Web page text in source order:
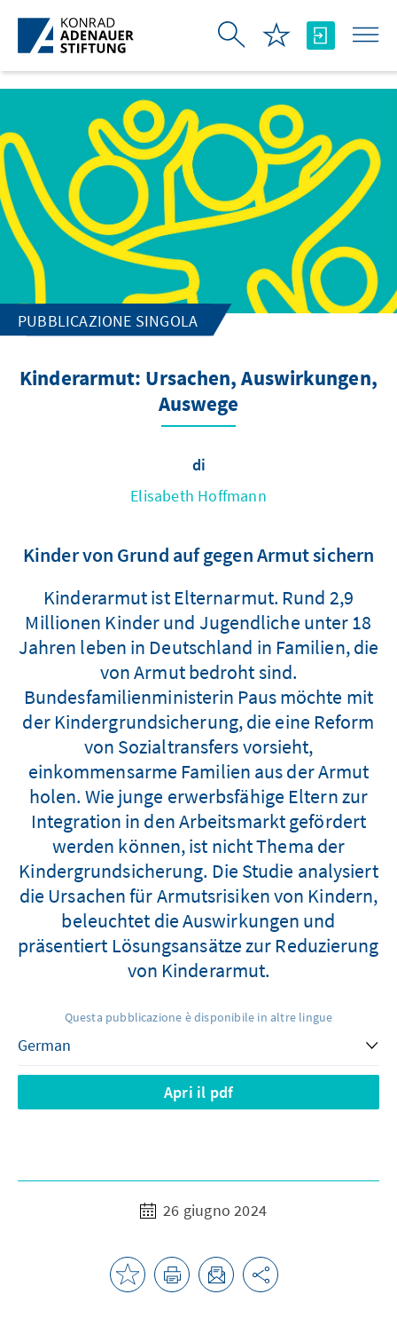
Skip to Main Content
PUBBLICAZIONE SINGOLA
Kinderarmut: Ursachen, Auswirkungen,
Auswege
di
Elisabeth Hoffmann
Kinder von Grund auf gegen Armut sichern
Kinderarmut ist Elternarmut. Rund 2,9
Millionen Kinder und Jugendliche unter 18
Jahren leben in Deutschland in Familien, die
von Armut bedroht sind.
Bundesfamilienministerin Paus möchte mit
der Kindergrundsicherung, die eine Reform
von Sozialtransfers vorsieht,
einkommensarme Familien aus der Armut
holen. Wie junge erwerbsfähige Eltern zur
Integration in den Arbeitsmarkt gefördert
werden können, ist nicht Thema der
Kindergrundsicherung. Die Studie analysiert
die Ursachen für Armutsrisiken von Kindern,
beleuchtet die Auswirkungen und
präsentiert Lösungsansätze zur Reduzierung
von Kinderarmut.
Questa pubblicazione è disponibile in altre lingue
Apri il pdf
26 giugno 2024